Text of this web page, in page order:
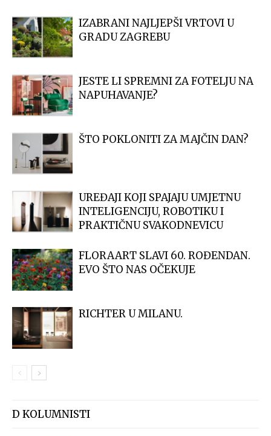
IZABRANI NAJLJEPŠI VRTOVI U
GRADU ZAGREBU
JESTE LI SPREMNI ZA FOTELJU NA
NAPUHAVANJE?
ŠTO POKLONITI ZA MAJČIN DAN?
UREĐAJI KOJI SPAJAJU UMJETNU
INTELIGENCIJU, ROBOTIKU I
PRAKTIČNU SVAKODNEVICU
FLORAART SLAVI 60. ROĐENDAN.
EVO ŠTO NAS OČEKUJE
RICHTER U MILANU.
D KOLUMNISTI